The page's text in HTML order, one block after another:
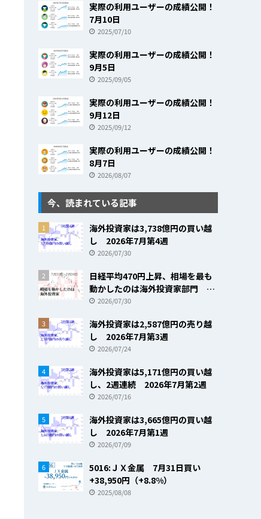
実際の利用ユーザーの成績公開！
7月10日
2025/07/10
実際の利用ユーザーの成績公開！
9月5日
2025/09/05
実際の利用ユーザーの成績公開！
9月12日
2025/09/12
実際の利用ユーザーの成績公開！
8月7日
2026/08/07
今、読まれている記事
1
海外投資家は3,738億円の買い越
し 2026年7月第4週
2026/07/30
2
日経平均470円上昇、相場を最も
動かしたのは海外投資家部門
2026年7月第4週
2026/07/30
3
海外投資家は2,587億円の売り越
し 2026年7月第3週
2026/07/24
4
海外投資家は5,171億円の買い越
し、2週連続 2026年7月第2週
2026/07/16
5
海外投資家は3,665億円の買い越
し 2026年7月第1週
2026/07/09
6
5016:ＪＸ金属 7月31日買い
+38,950円（+8.8%）
2025/08/08